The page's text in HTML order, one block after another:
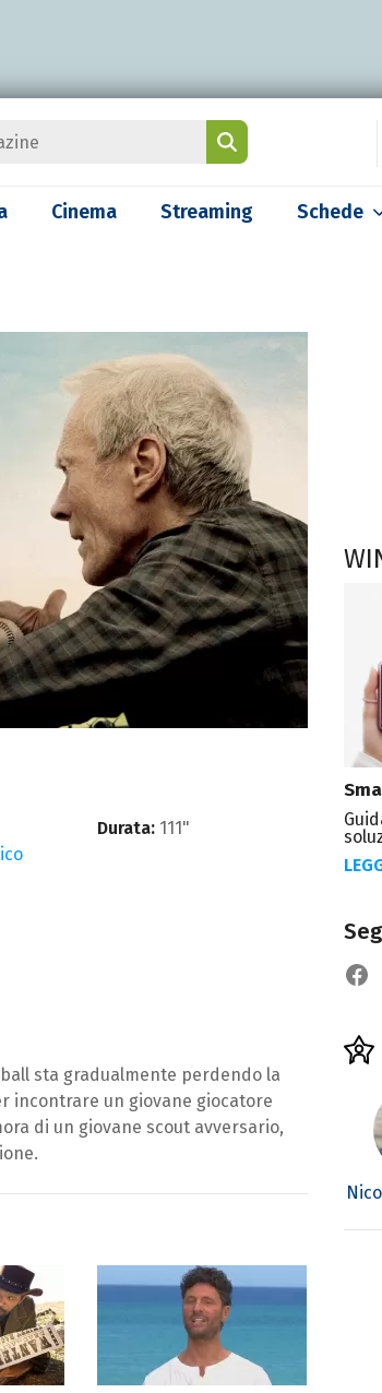
Cinema Streaming Schede
Durata: 111"
sta gradualmente perdendo la
incontrare un giovane giocatore
di un giovane scout avversario,